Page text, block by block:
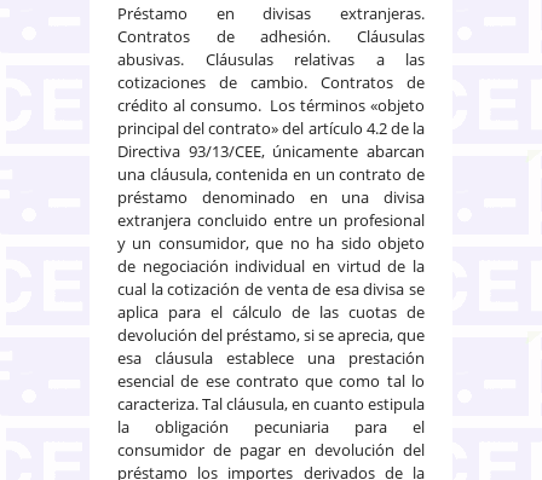
Préstamo en divisas extranjeras.
Contratos de adhesión. Cláusulas
abusivas. Cláusulas relativas a las
cotizaciones de cambio. Contratos de
crédito al consumo. Los términos «objeto
principal del contrato» del artículo 4.2 de la
Directiva 93/13/CEE, únicamente abarcan
una cláusula, contenida en un contrato de
préstamo denominado en una divisa
extranjera concluido entre un profesional
y un consumidor, que no ha sido objeto
de negociación individual en virtud de la
cual la cotización de venta de esa divisa se
aplica para el cálculo de las cuotas de
devolución del préstamo, si se aprecia, que
esa cláusula establece una prestación
esencial de ese contrato que como tal lo
caracteriza. Tal cláusula, en cuanto estipula
la obligación pecuniaria para el
consumidor de pagar en devolución del
préstamo los importes derivados de la